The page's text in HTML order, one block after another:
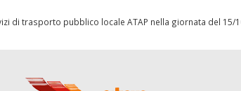
di trasporto pubblico locale ATAP nella giornata del 15/